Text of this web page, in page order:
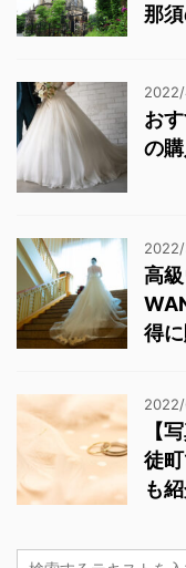
那
お
の
高
得
【
徒
も